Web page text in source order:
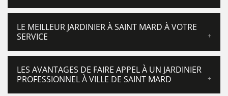
LE MEILLEUR JARDINIER À SAINT MARD À VOTRE
SERVICE
LES AVANTAGES DE FAIRE APPEL À UN JARDINIER
PROFESSIONNEL À VILLE DE SAINT MARD